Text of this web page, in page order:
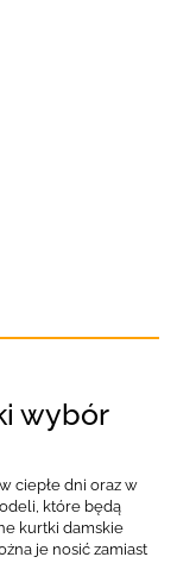
wybór
ciepłe dni oraz w
które będą
kurtki damskie
je nosić zamiast